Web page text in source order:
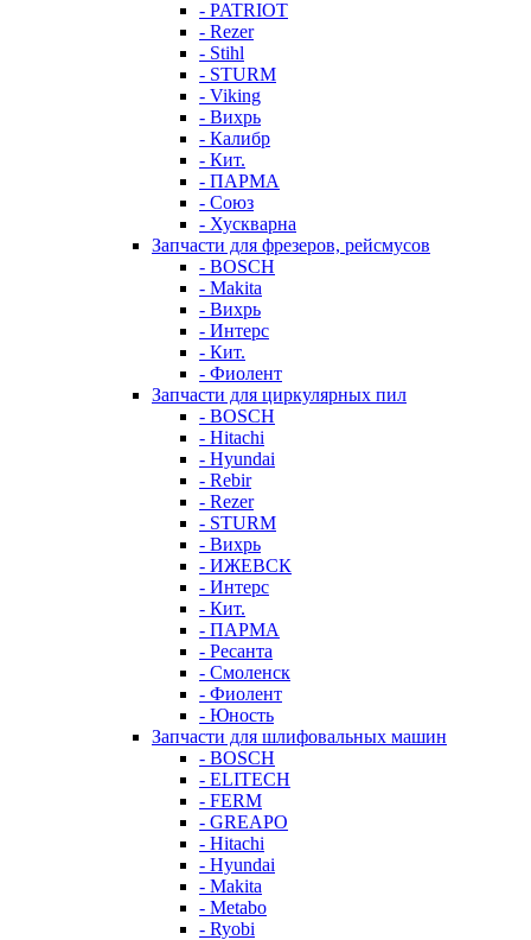
- PATRIOT
- Rezer
- Stihl
- STURM
- Viking
- Вихрь
- Калибр
- Кит.
- ПАРМА
- Союз
- Хускварна
Запчасти для фрезеров, рейсмусов
- BOSCH
- Makita
- Вихрь
- Интерс
- Кит.
- Фиолент
Запчасти для циркулярных пил
- BOSCH
- Hitachi
- Hyundai
- Rebir
- Rezer
- STURM
- Вихрь
- ИЖЕВСК
- Интерс
- Кит.
- ПАРМА
- Ресанта
- Смоленск
- Фиолент
- Юность
Запчасти для шлифовальных машин
- BOSCH
- ELITECH
- FERM
- GREAPO
- Hitachi
- Hyundai
- Makita
- Metabo
- Ryobi